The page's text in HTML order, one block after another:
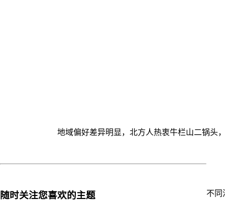
地域偏好差异明显，北方人热衷牛栏山二锅头
随时关注您喜欢的主题 不同